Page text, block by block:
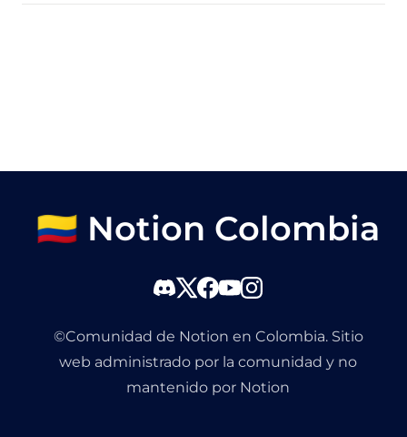
🇨🇴 Notion Colombia
©Comunidad de Notion en Colombia. Sitio
web administrado por la comunidad y no
mantenido por Notion